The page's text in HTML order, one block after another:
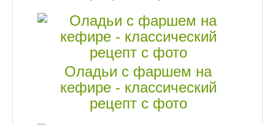
Оладьи с фаршем на
кефире - классический
рецепт с фото